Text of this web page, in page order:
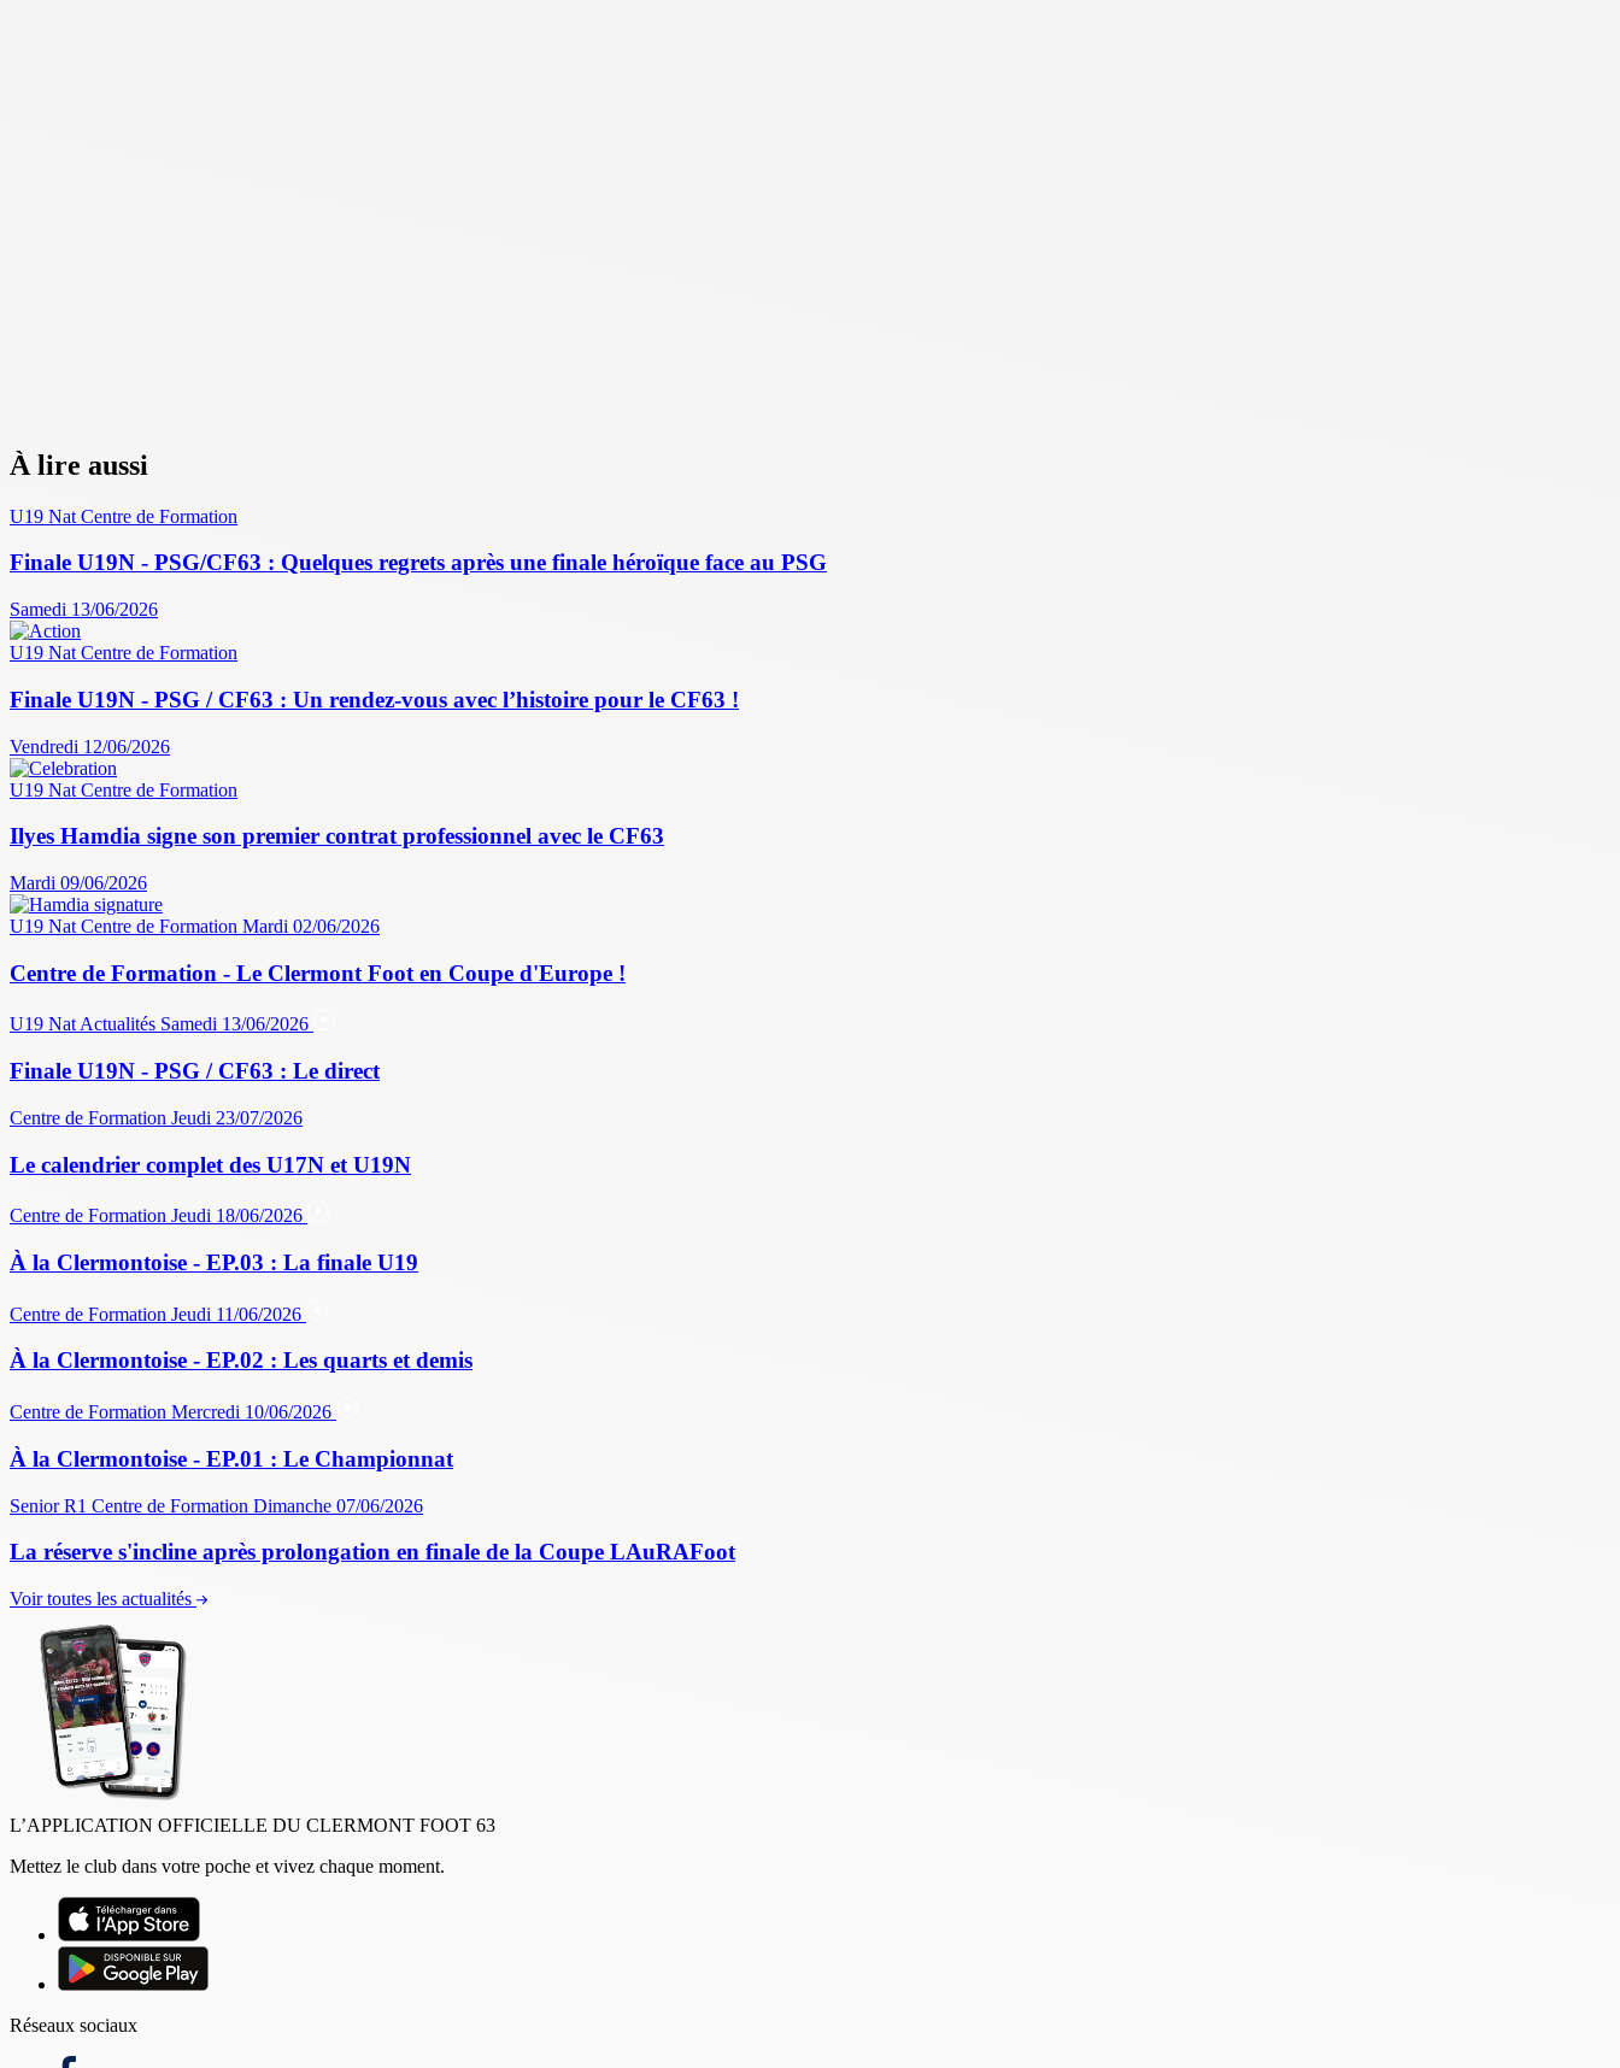
À lire aussi
U19 Nat Centre de Formation
Finale U19N - PSG/CF63 : Quelques regrets après une finale héroïque face au PSG
Samedi 13/06/2026
U19 Nat Centre de Formation
Finale U19N - PSG / CF63 : Un rendez-vous avec l’histoire pour le CF63 !
Vendredi 12/06/2026
U19 Nat Centre de Formation
Ilyes Hamdia signe son premier contrat professionnel avec le CF63
Mardi 09/06/2026
U19 Nat Centre de Formation Mardi 02/06/2026
Centre de Formation - Le Clermont Foot en Coupe d'Europe !
U19 NatActualités Samedi 13/06/2026
Finale U19N - PSG / CF63 : Le direct
Centre de Formation Jeudi 23/07/2026
Le calendrier complet des U17N et U19N
Centre de Formation Jeudi 18/06/2026
À la Clermontoise - EP.03 : La finale U19
Centre de Formation Jeudi 11/06/2026
À la Clermontoise - EP.02 : Les quarts et demis
Centre de Formation Mercredi 10/06/2026
À la Clermontoise - EP.01 : Le Championnat
Senior R1 Centre de Formation Dimanche 07/06/2026
La réserve s'incline après prolongation en finale de la Coupe LAuRAFoot
Voir toutes les actualités
L’APPLICATION OFFICIELLE DU CLERMONT FOOT 63
Mettez le club dans votre poche et vivez chaque moment.
Réseaux sociaux